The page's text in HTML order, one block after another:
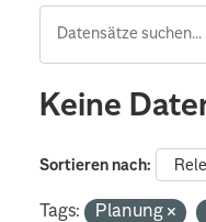
Keine
Sortieren nach
Tags: Planung